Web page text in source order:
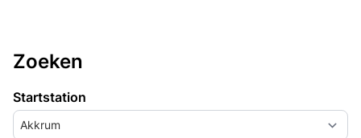
Zoeken
Startstation
Akkrum